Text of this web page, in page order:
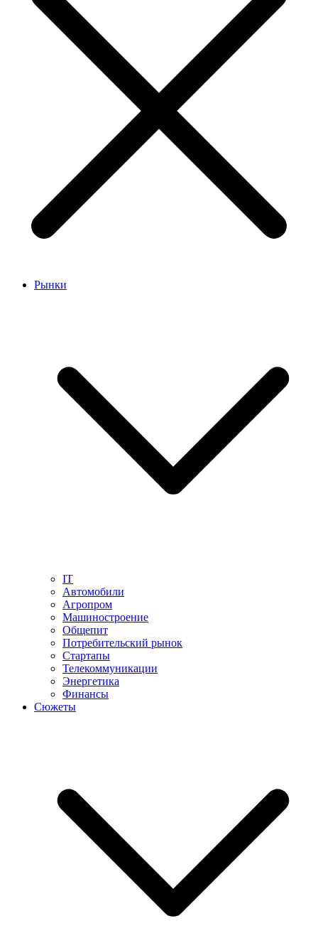
Рынки
IT
Автомобили
Агропром
Машиностроение
Общепит
Потребительский рынок
Стартапы
Телекоммуникации
Энергетика
Финансы
Сюжеты